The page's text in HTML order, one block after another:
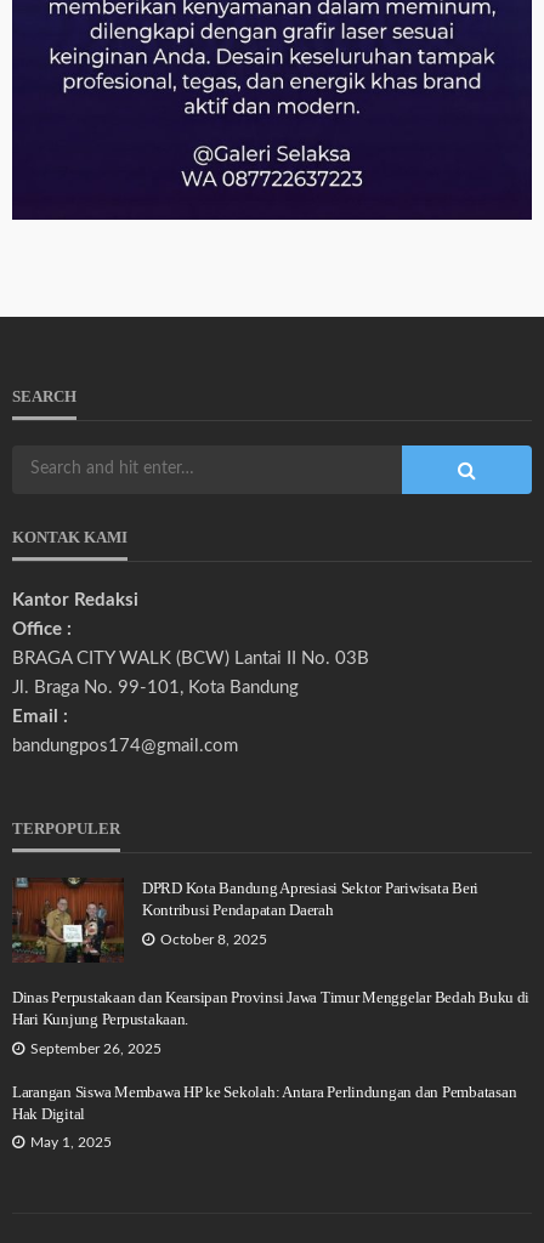
SEARCH
KONTAK KAMI
Kantor Redaksi
Office :
BRAGA CITY WALK (BCW) Lantai II No. 03B
Jl. Braga No. 99-101, Kota Bandung
Email :
bandungpos174@gmail.com
TERPOPULER
DPRD Kota Bandung Apresiasi Sektor Pariwisata Beri
Kontribusi Pendapatan Daerah
October 8, 2025
Dinas Perpustakaan dan Kearsipan Provinsi Jawa Timur Menggelar Bedah Buku di
Hari Kunjung Perpustakaan.
September 26, 2025
Larangan Siswa Membawa HP ke Sekolah: Antara Perlindungan dan Pembatasan
Hak Digital
May 1, 2025